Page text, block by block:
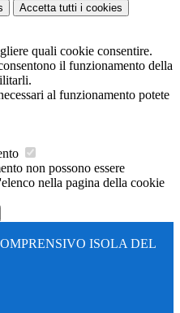
Accetta tutti i cookies
quali cookie consentire.
il funzionamento della
al funzionamento potete
non possono essere
nella pagina della cookie
ISOLA DEL